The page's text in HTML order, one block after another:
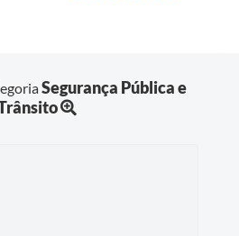
Segurança Pública e